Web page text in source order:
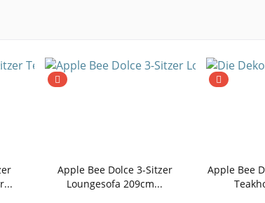
Apple Bee Dolce 3-Sitzer
Loungesofa 209cm...
Apple Bee